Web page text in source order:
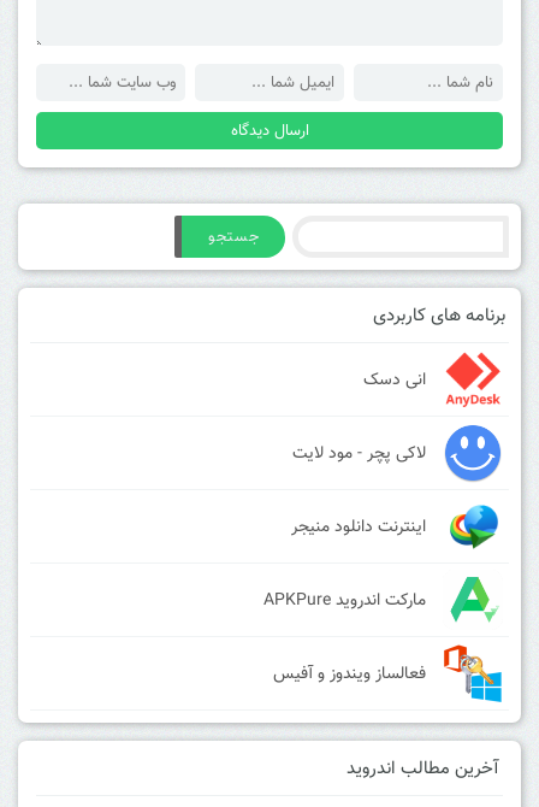
جستجو
برنامه های کاربردی
انی دسک
لاکی پچر - مود لایت
اینترنت دانلود منیجر
مارکت اندروید APKPure
فعالساز ویندوز و آفیس
آخرین مطالب اندروید